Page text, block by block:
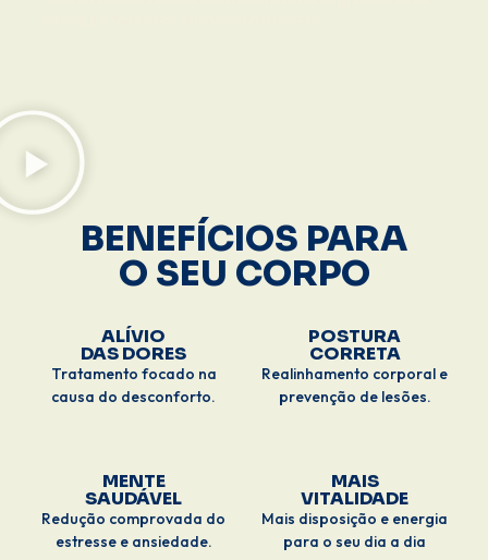
BENEFÍCIOS PARA
O SEU CORPO
ALÍVIO
DAS DORES
Tratamento focado na
causa do desconforto.
POSTURA
CORRETA
Realinhamento corporal e
prevenção de lesões.
MENTE
SAUDÁVEL
Redução comprovada do
estresse e ansiedade.
MAIS
VITALIDADE
Mais disposição e energia
para o seu dia a dia